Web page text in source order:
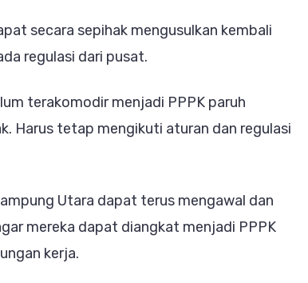
secara sepihak mengusulkan kembali
regulasi dari pusat.
terakomodir menjadi PPPK paruh
Harus tetap mengikuti aturan dan regulasi
Utara dapat terus mengawal dan
mereka dapat diangkat menjadi PPPK
kerja.